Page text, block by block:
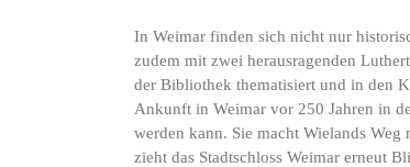
In Weimar finden sich nicht nur
zudem mit zwei herausragenden
der Bibliothek thematisiert und in den
Ankunft in Weimar vor 250 Jahren in
werden kann. Sie macht Wielands
zieht das Stadtschloss Weimar erneut